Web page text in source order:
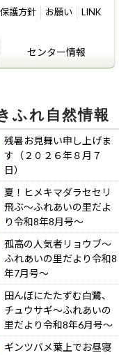
護方針 お願い LINK
センター情報
ふれ自然情報
残暑お見舞い申し上げま
す（２０２６年８月７
日）
夏！ヒメキマダラセセリ
飛ぶ～ふれあいの里だよ
り令和8年8月号～
孤高の人気者リョウブ～
ふれあいの里だより令和8
年7月号～
田んぼにたたずむ白鷺、
チュウサギ～ふれあいの
里だより令和8年6月号～
ギンツバメ葉上でお昼寝